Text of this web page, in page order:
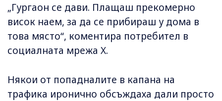
„Гургаон се дави. Плащаш прекомерно
висок наем, за да се прибираш у дома в
това място“, коментира потребител в
социалната мрежа X.
Някои от попадналите в капана на
трафика иронично обсъждаха дали просто